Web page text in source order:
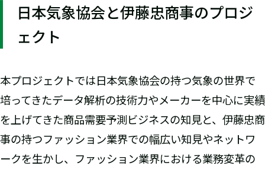
日本気象協会と伊藤忠商事のプロジ
ェクト
本プロジェクトでは日本気象協会の持つ気象の世界で
培ってきたデータ解析の技術力やメーカーを中心に実績
を上げてきた商品需要予測ビジネスの知見と、伊藤忠商
事の持つファッション業界での幅広い知見やネットワ
ークを生かし、ファッション業界における業務変革の